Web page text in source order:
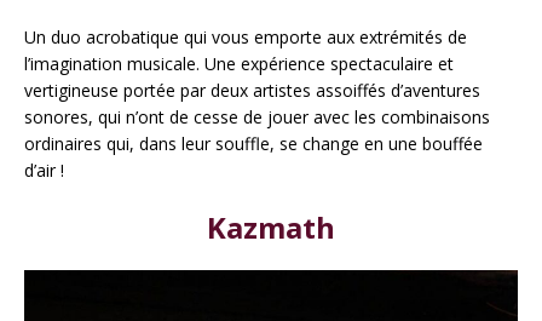
Un duo acrobatique qui vous emporte aux extrémités de
l’imagination musicale. Une expérience spectaculaire et
vertigineuse portée par deux artistes assoiffés d’aventures
sonores, qui n’ont de cesse de jouer avec les combinaisons
ordinaires qui, dans leur souffle, se change en une bouffée
d’air !
Kazmath